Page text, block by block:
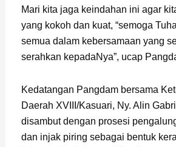
Mari kita jaga keindahan ini agar
yang kokoh dan kuat, “semoga
semua dalam kebersamaan yang
serahkan kepadaNya”, ucap
Kedatangan Pangdam bersama
Daerah XVIII/Kasuari, Ny. Alin
disambut dengan prosesi
dan injak piring sebagai bentuk